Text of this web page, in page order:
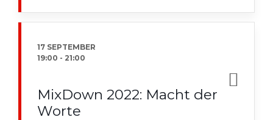
17 SEPTEMBER
19:00 - 21:00
MixDown 2022: Macht der
Worte